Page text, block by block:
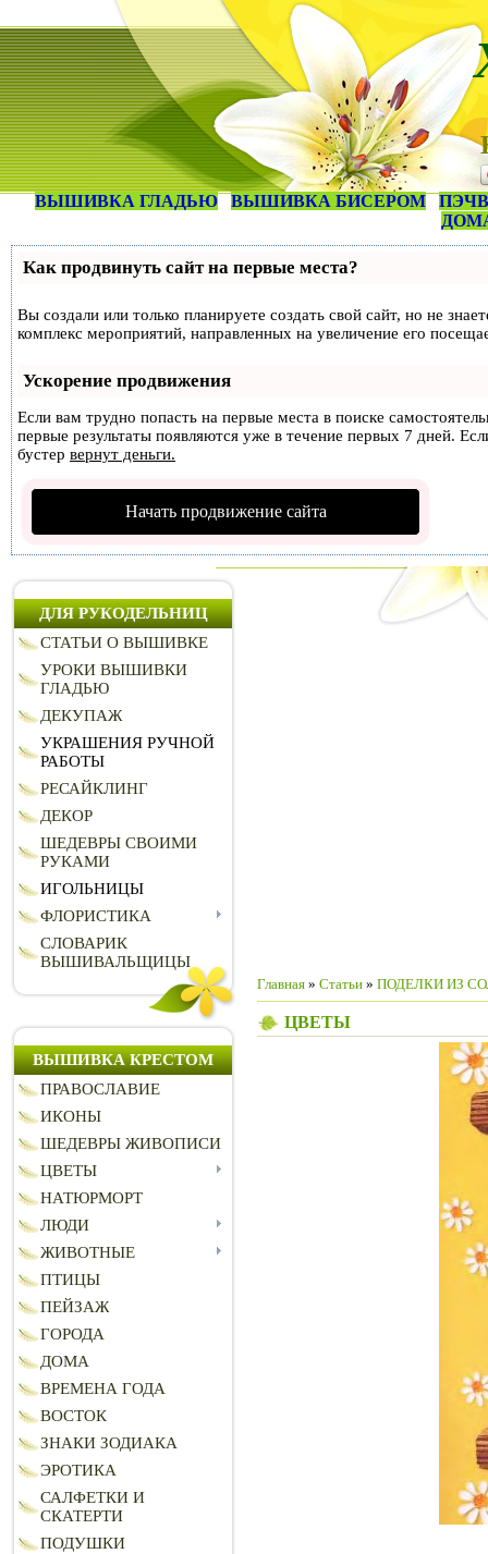
ВЫШИВКА ГЛАДЬЮ ВЫШИВКА БИСЕРОМ
Как продвинуть сайт на первые места?
Вы создали или только планируете создать свой сайт, но не
комплекс мероприятий, направленных на увеличение его
Ускорение продвижения
Если вам трудно попасть на первые места в поиске
первые результаты появляются уже в течение первых 7 дней.
бустер вернут деньги.
Начать продвижение сайта
ДЛЯ РУКОДЕЛЬНИЦ
СТАТЬИ О ВЫШИВКЕ
УРОКИ ВЫШИВКИ
ГЛАДЬЮ
ДЕКУПАЖ
УКРАШЕНИЯ РУЧНОЙ
РАБОТЫ
РЕСАЙКЛИНГ
ДЕКОР
ШЕДЕВРЫ СВОИМИ
РУКАМИ
ИГОЛЬНИЦЫ
ФЛОРИСТИКА
СЛОВАРИК
ВЫШИВАЛЬЩИЦЫ
ВЫШИВКА КРЕСТОМ
ПРАВОСЛАВИЕ
ИКОНЫ
ШЕДЕВРЫ ЖИВОПИСИ
ЦВЕТЫ
НАТЮРМОРТ
ЛЮДИ
ЖИВОТНЫЕ
ПТИЦЫ
ПЕЙЗАЖ
ГОРОДА
ДОМА
ВРЕМЕНА ГОДА
ВОСТОК
ЗНАКИ ЗОДИАКА
ЭРОТИКА
САЛФЕТКИ И
СКАТЕРТИ
ПОДУШКИ
Главная » Статьи » ПОДЕЛКИ ИЗ
ЦВЕТЫ